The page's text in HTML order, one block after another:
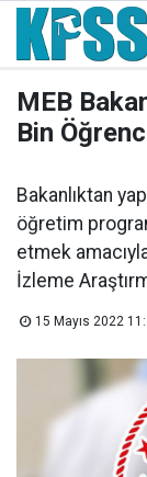
MEB
Bin
Bakanlıktan
öğretim
etmek
İzleme
15 Mayıs 2022